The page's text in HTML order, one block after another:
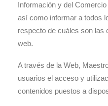
Información y del
así como informar a todos
respecto de cuáles son las
web.
A través de la Web,
usuarios el acceso y
contenidos puestos a